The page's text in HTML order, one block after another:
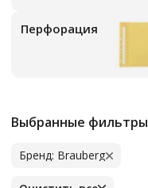
Перфорация
Выбранные фильтры
Бренд: Brauberg